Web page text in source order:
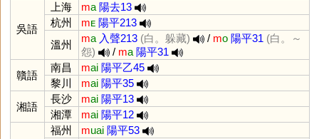
吳語
上海 ma 陽去13
杭州
mᴇ 陽平213
溫州
ma 入聲213 (白。躲藏) / mo 陽平31 (白。～
怨)
/ ma 陽平31
贛語
南昌 mai 陽平乙45
黎川
mai 陽平35
湘語
長沙 mai 陽平13
湘潭
mai 陽平12
福州 muai 陽平53